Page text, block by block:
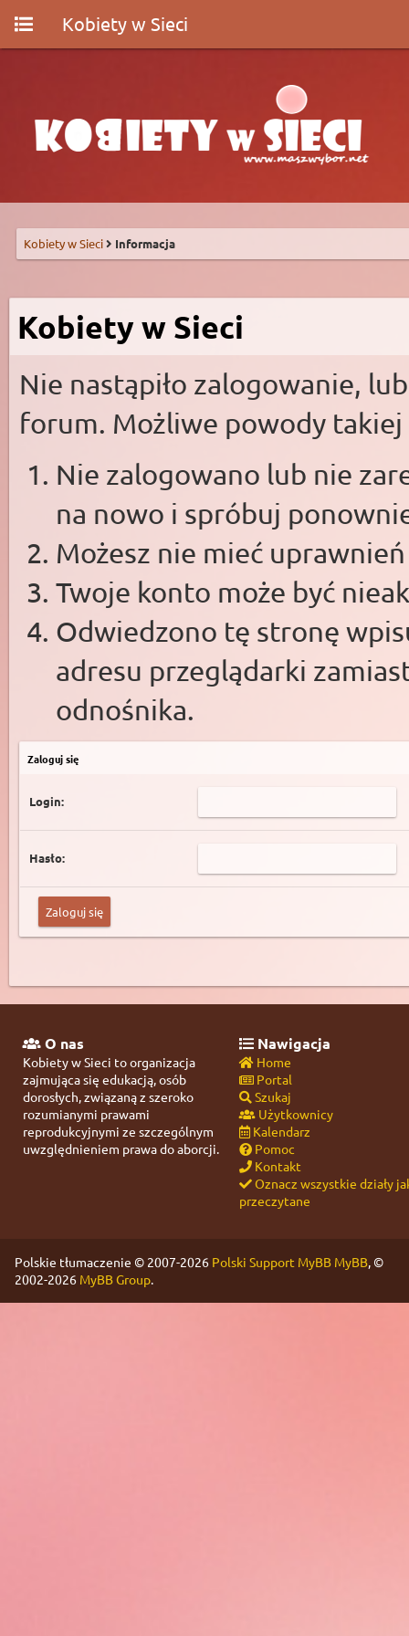
Kobiety w Sieci
Kobiety w Sieci Informacja
Kobiety w Sieci
Nie nastąpiło zalogowanie,
forum. Możliwe powody takiej
Nie zalogowano lub nie
na nowo i spróbuj
Możesz nie mieć
Twoje konto może być
Odwiedzono tę stronę
adresu przeglądarki
odnośnika.
Zaloguj się
Login:
Hasło:
O nas
Kobiety w Sieci to organizacja
zajmująca się edukacją, osób
dorosłych, związaną z szeroko
rozumianymi prawami
reprodukcyjnymi ze szczególnym
uwzględnieniem prawa do aborcji.
Nawigacja
Home
Portal
Szukaj
Użytkownicy
Kalendarz
Pomoc
Kontakt
Oznacz wszystkie działy
przeczytane
Polskie tłumaczenie © 2007-2026 Polski Support MyBB MyBB, ©
2002-2026 MyBB Group.